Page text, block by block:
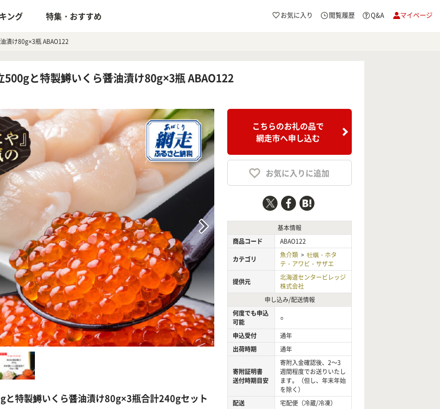
ング 特集・おすすめ お気に入り 閲覧履歴 Q&A マイページ
漬け80g×3瓶 ABAO122
と特製鱒いくら醤油漬け80g×3瓶 ABAO122
と特製鱒いくら醤油漬け80g×3瓶合計240gセット
こちらのお礼の品で
網走市へ申し込む
お気に入りに追加
基本情報
商品コード
ABAO122
カテゴリ
魚介類 > 牡蠣・ホタ
テ・アワビ・サザエ
提供元
北海道センタービレッジ
株式会社
申し込み/配送情報
何度でも申込
可能
○
申込受付
通年
出荷時期
通年
寄附証明書
送付時期目安
寄附入金確認後、2～3
週間程度でお送りいたし
ます。（但し、年末年始
を除く）
配送
宅配便（冷蔵/冷凍）